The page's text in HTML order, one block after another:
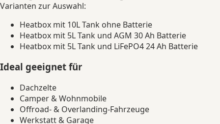
Varianten zur Auswahl:
Heatbox mit 10L Tank ohne Batterie
Heatbox mit 5L Tank und AGM 30 Ah Batterie
Heatbox mit 5L Tank und LiFePO4 24 Ah Batterie
Ideal geeignet für
Dachzelte
Camper & Wohnmobile
Offroad- & Overlanding-Fahrzeuge
Werkstatt & Garage